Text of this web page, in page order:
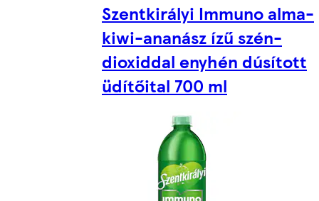
Szentkirályi Immuno alma-
kiwi-ananász ízű szén-
dioxiddal enyhén dúsított
üdítőital 700 ml